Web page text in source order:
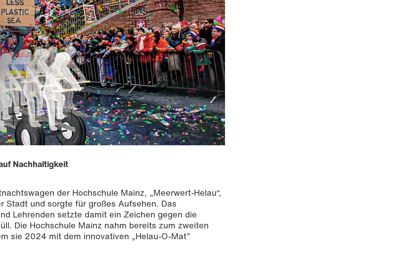
Nachhaltigkeit
der Hochschule Mainz, „Meerwert-Helau“,
Stadt und sorgte für großes Aufsehen. Das
Lehrenden setzte damit ein Zeichen gegen die
Die Hochschule Mainz nahm bereits zum zweiten
sie 2024 mit dem innovativen „Helau-O-Mat”